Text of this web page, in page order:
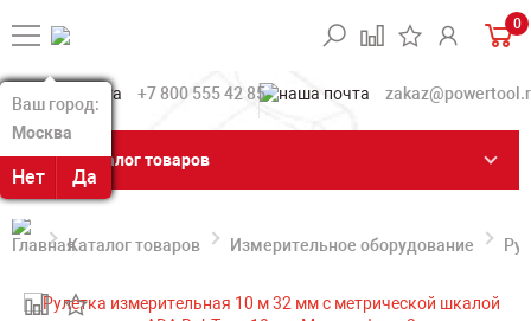
Ваш город:
Москва
Нет Да
Ваш город:
Москва
Нет Да
0
+7 800 555 42 85
Каталог товаров
Каталог товаров Измерительное оборудование